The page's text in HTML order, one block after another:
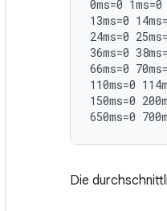
0ms=0
13ms=0
24ms=0
36ms=0
66ms=0
110ms=0
150ms=0
Die